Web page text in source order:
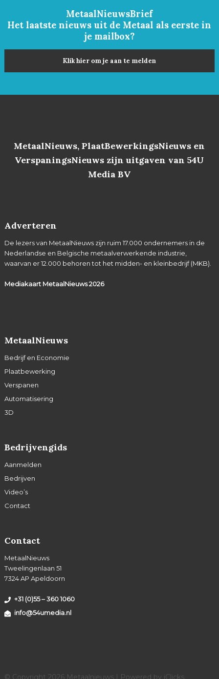
MetaalNieuwsBrief
Het laatste nieuws uit de Metaal als eerste in
je mailbox?
Klik hier om je aan te melden
MetaalNieuws, PlaatBewerkingsNieuws en
VerspaningsNieuws zijn uitgaven van 54U
Media BV
Adverteren
De lezers van MetaalNieuws zijn ruim 17.000 ondernemers in de
Nederlandse en Belgische metaalverwerkende industrie,
waarvan er 12.000 behoren tot het midden- en kleinbedrijf (MKB).
Mediakaart MetaalNieuws2026
MetaalNieuws
Bedrijf en Economie
Plaatbewerking
Verspanen
Automatisering
3D
Bedrijvengids
Aanmelden
Bedrijven
Video’s
Contact
Contact
MetaalNieuws
Tweelingenlaan 51
7324 AP Apeldoorn
+31 (0)55 – 360 1060
info@54umedia.nl